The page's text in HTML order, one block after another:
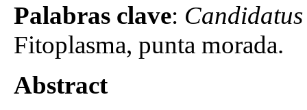
Palabras clave: Candidatus
Fitoplasma, punta morada.
Abstract